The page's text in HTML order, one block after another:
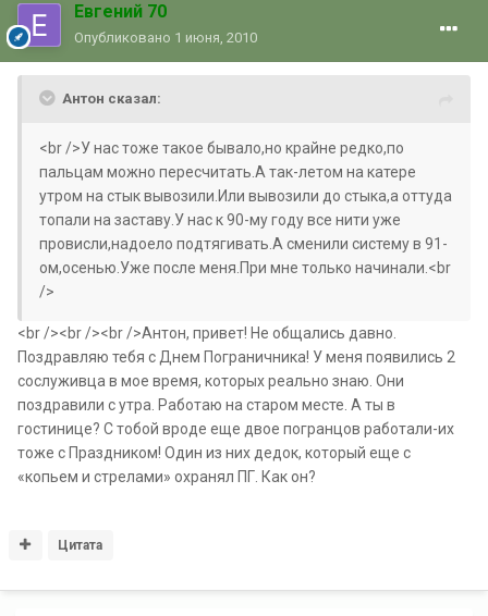
Евгений 70
Опубликовано 1 июня, 2010
Антон сказал:
<br />У нас тоже такое бывало,но крайне редко,по
пальцам можно пересчитать.А так-летом на катере
утром на стык вывозили.Или вывозили до стыка,а оттуда
топали на заставу.У нас к 90-му году все нити уже
провисли,надоело подтягивать.А сменили систему в 91-
ом,осенью.Уже после меня.При мне только начинали.<br
/>
<br /><br /><br />Антон, привет! Не общались давно.
Поздравляю тебя с Днем Пограничника! У меня появились 2
сослуживца в мое время, которых реально знаю. Они
поздравили с утра. Работаю на старом месте. А ты в
гостинице? С тобой вроде еще двое погранцов работали-их
тоже с Праздником! Один из них дедок, который еще с
«копьем и стрелами» охранял ПГ. Как он?
Цитата